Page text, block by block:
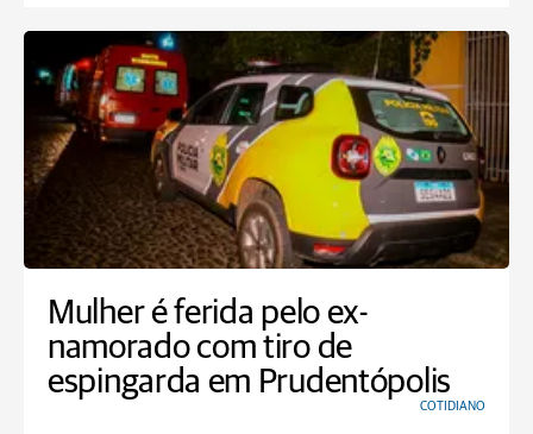
Mulher é ferida pelo ex-
namorado com tiro de
espingarda em Prudentópolis
COTIDIANO